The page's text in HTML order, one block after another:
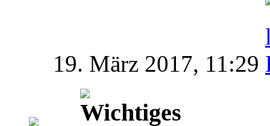
19. März 2017, 11:29